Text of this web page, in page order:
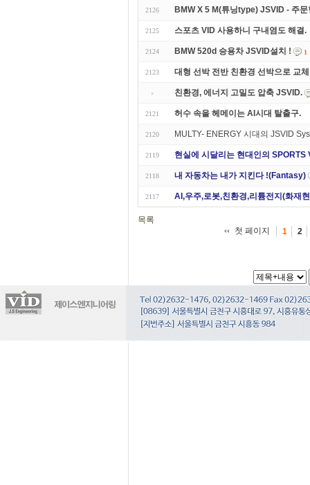
2126 BMW X 5 M(튜닝type) JSVID - 주문
2125 스포츠 VID 사용하니 구내염도 해결.
2124 BMW 520d 승용차 JSVID설치 ! 1
2123 대형 선박 전반 친환경 선박으로 교
친환경, 에너지 고밀도 압축 JSVID.
2121 허수 속을 헤메이는 AI시대 탈출구.
2120 MULTY- ENERGY 시대의 JSVID
2119 현실에 시달리는 현대인의 SPORTS
2118 내 자동차는 내가 지킨다 !(Fantasy)
2117 AI,우주,로봇,친환경,리튬전지(화재
목록
첫 페이지
1 2